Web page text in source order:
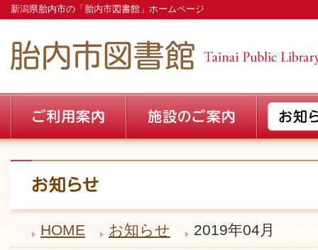
新潟県胎内市の「胎内市図書館」ホームページ
HOME お知らせ 2019年04月